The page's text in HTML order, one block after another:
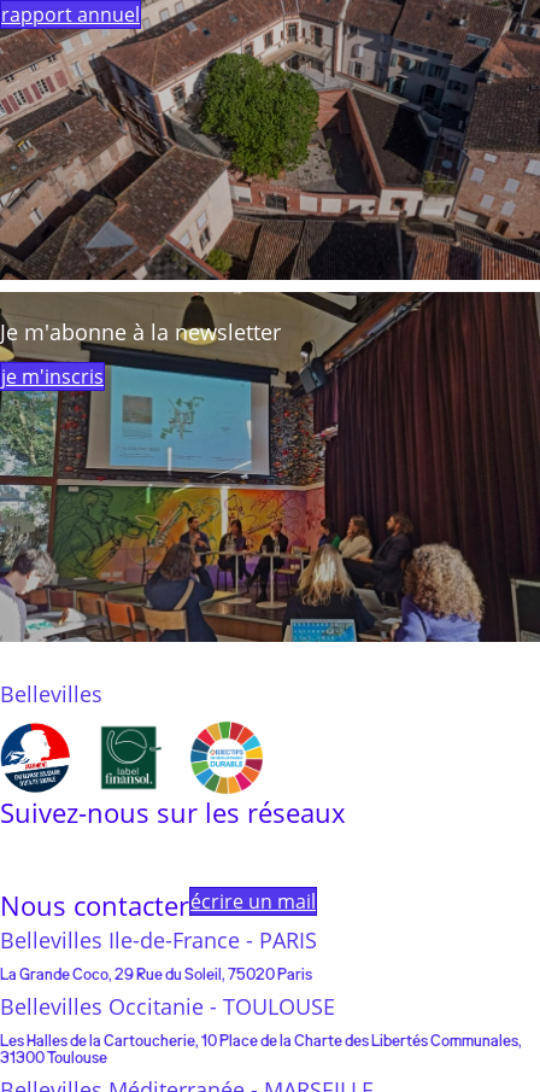
rapport annuel
Je m'abonne à la newsletter
je m'inscris
Bellevilles
Suivez-nous sur les réseaux
Nous contacterécrire un mail
Bellevilles Ile-de-France - PARIS
La Grande Coco, 29 Rue du Soleil, 75020 Paris
Bellevilles Occitanie - TOULOUSE
Les Halles de la Cartoucherie, 10 Place de la Charte des Libertés Communales,
31300 Toulouse